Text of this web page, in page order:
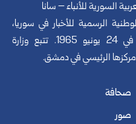
السورية للأنباء – سانا
الرسمية للأخبار في سوريا،
تأسست في 24 يونيو 1965. تتبع وزارة
الرئيسي في دمشق.
صحافة
صور